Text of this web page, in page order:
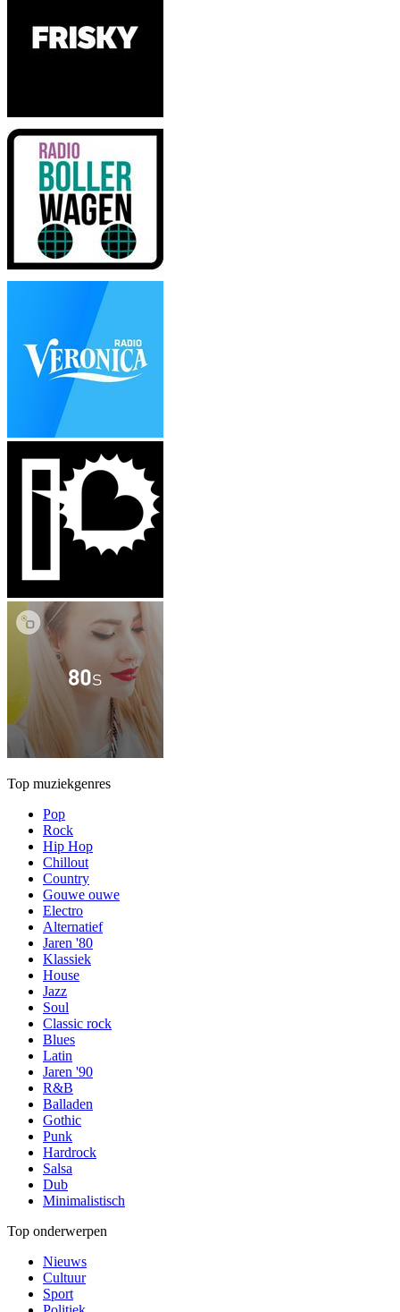
Top muziekgenres
Pop
Rock
Hip Hop
Chillout
Country
Gouwe ouwe
Electro
Alternatief
Jaren '80
Klassiek
House
Jazz
Soul
Classic rock
Blues
Latin
Jaren '90
R&B
Balladen
Gothic
Punk
Hardrock
Salsa
Dub
Minimalistisch
Top onderwerpen
Nieuws
Cultuur
Sport